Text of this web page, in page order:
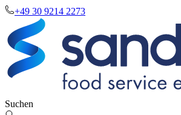
+49 30 9214 2273
Suchen